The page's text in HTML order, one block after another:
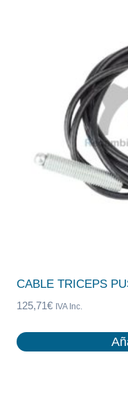
CABLE TRICEPS
125,71 € IVA Inc.